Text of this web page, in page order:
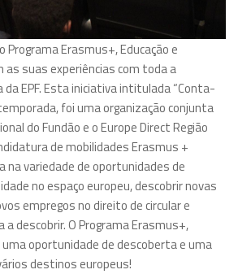
de estágios europeus. Os alunos que
de um mês em Plasencia e Zaragoza -
Programa Erasmus+, Educação e
as suas experiências com toda a
EPF. Esta iniciativa intitulada “Conta-
foi uma organização conjunta
do Fundão e o Europe Direct Região
de mobilidades Erasmus +
variedade de oportunidades de
no espaço europeu, descobrir novas
empregos no direito de circular e
a descobrir. O Programa Erasmus+,
oportunidade de descoberta e uma
destinos europeus!